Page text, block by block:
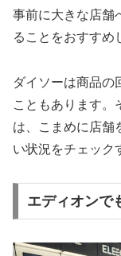
事前に大きな店舗
ることをおすすめ
ダイソーは商品の
こともあります。
は、こまめに店舗
い状況をチェック
エディオンで